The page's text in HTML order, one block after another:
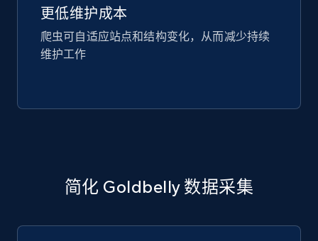
更低维护成本
爬虫可自适应站点和结构变化，从而减少持续
维护工作
简化 Goldbelly 数据采集